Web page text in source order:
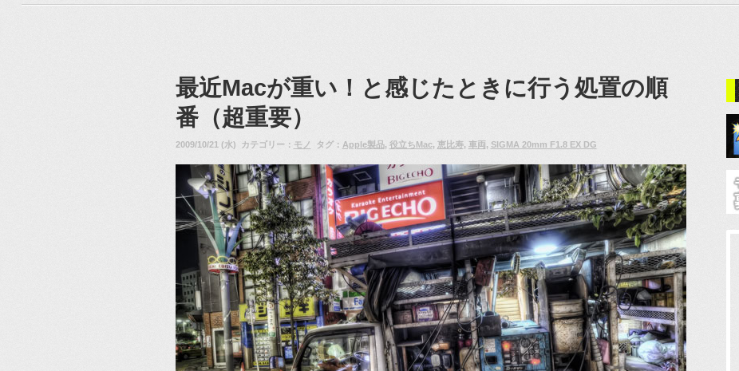
最近Macが重い！と感じたときに行う処置の順
番（超重要）
2009/10/21 (水) カテゴリー： モノ タグ： Apple製品, 役立ちMac, 恵比寿, 車両, SIGMA 20mm F1.8 EX DG